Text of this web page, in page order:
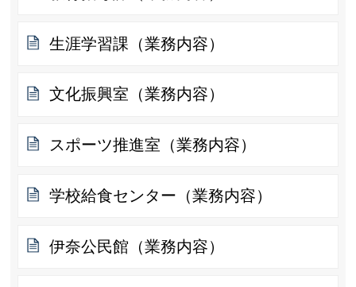
生涯学習課（業務内容）
文化振興室（業務内容）
スポーツ推進室（業務内容）
学校給食センター（業務内容）
伊奈公民館（業務内容）